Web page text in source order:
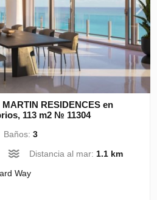
RESIDENCES en
113 m2 № 11304
Baños:3
Distancia al mar:1.1 km
Way